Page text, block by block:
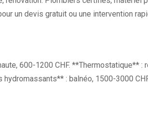
un devis gratuit ou une intervention
600-1200 CHF. **Thermostatique** :
: balnéo, 1500-3000